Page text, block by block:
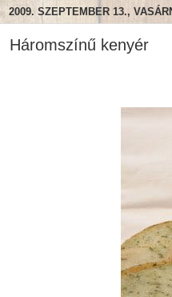
2009. SZEPTEMBER 13.,
Háromszínű kenyér